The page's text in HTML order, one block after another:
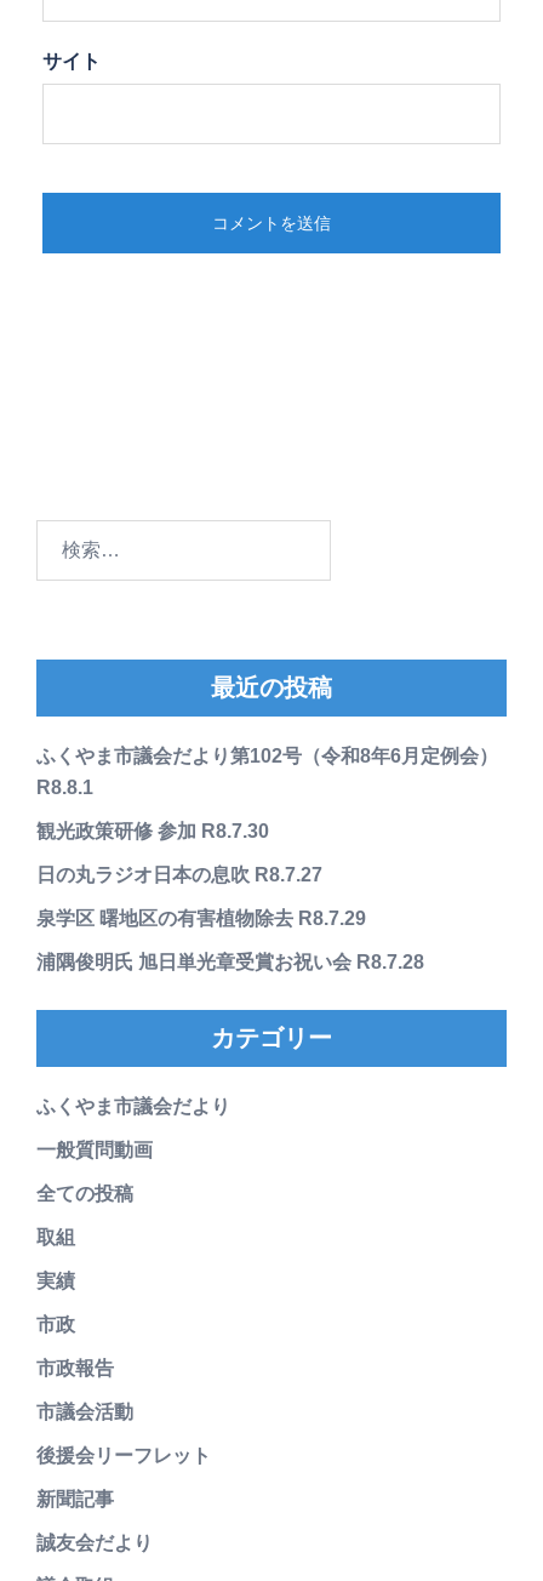
サイト
最近の投稿
ふくやま市議会だより第102号（令和8年6月定例会）
R8.8.1
観光政策研修 参加 R8.7.30
日の丸ラジオ日本の息吹 R8.7.27
泉学区 曙地区の有害植物除去 R8.7.29
浦隅俊明氏 旭日単光章受賞お祝い会 R8.7.28
カテゴリー
ふくやま市議会だより
一般質問動画
全ての投稿
取組
実績
市政
市政報告
市議会活動
後援会リーフレット
新聞記事
誠友会だより